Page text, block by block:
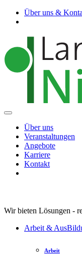
Über uns &
Über uns
Veranstaltungen
Angebote
Karriere
Kontakt
Wir bieten Lösungen -
Arbeit &
Arbeit